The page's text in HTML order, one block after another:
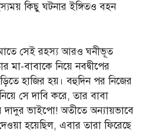
কিছু ঘটনার ইঙ্গিতও বহন
সেই রহস্য আরও ঘনীভূত
মা-বাবাকে নিয়ে নবদ্বীপের
হাজির হয়। বহুদিন পর নিজের
সে দাবি করে, তার বাবা
দাদুর ভাইপো! অতীতে অন্যায়ভাবে
হয়েছিল, এবার তারা ফিরেছে